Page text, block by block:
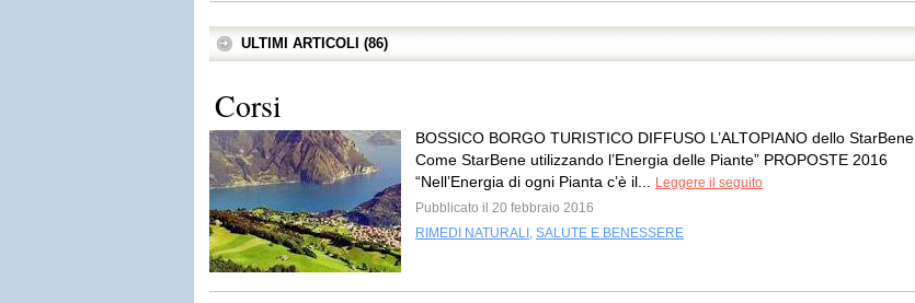
ULTIMI ARTICOLI (86)
Corsi
BOSSICO BORGO TURISTICO DIFFUSO L’ALTOPIANO dello StarBene
Come StarBene utilizzando l’Energia delle Piante” PROPOSTE 2016
“Nell’Energia di ogni Pianta c’è il...
Leggere il seguito
Pubblicato il 20 febbraio 2016
RIMEDI NATURALI , SALUTE E BENESSERE